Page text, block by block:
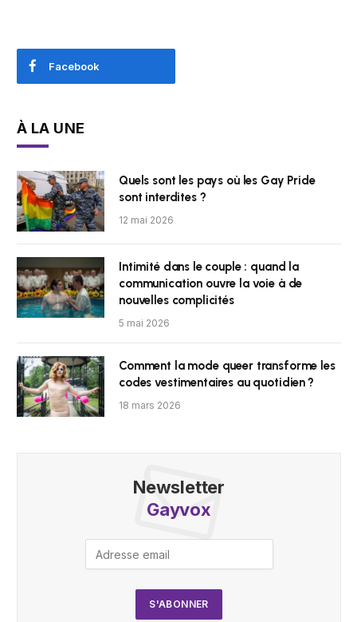
Facebook
À LA UNE
Quels sont les pays où les Gay Pride
sont interdites ?
12 mai 2026
Intimité dans le couple : quand la
communication ouvre la voie à de
nouvelles complicités
5 mai 2026
Comment la mode queer transforme les
codes vestimentaires au quotidien ?
18 mars 2026
Newsletter
Gayvox